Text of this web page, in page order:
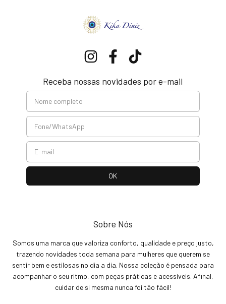
Receba nossas novidades por e-mail
Sobre Nós
Somos uma marca que valoriza conforto, qualidade e preço justo,
trazendo novidades toda semana para mulheres que querem se
sentir bem e estilosas no dia a dia. Nossa coleção é pensada para
acompanhar o seu ritmo, com peças práticas e acessíveis. Afinal,
cuidar de si mesma nunca foi tão fácil!